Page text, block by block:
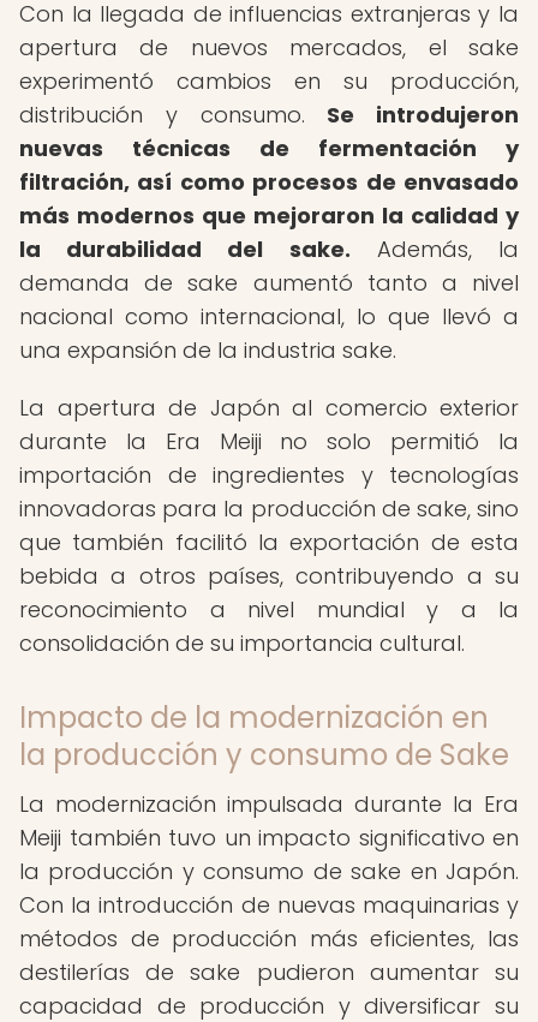
Con la llegada de influencias extranjeras y la
apertura de nuevos mercados, el sake
experimentó cambios en su producción,
distribución y consumo. Se introdujeron
nuevas técnicas de fermentación y
filtración, así como procesos de envasado
más modernos que mejoraron la calidad y
la durabilidad del sake. Además, la
demanda de sake aumentó tanto a nivel
nacional como internacional, lo que llevó a
una expansión de la industria sake.
La apertura de Japón al comercio exterior
durante la Era Meiji no solo permitió la
importación de ingredientes y tecnologías
innovadoras para la producción de sake, sino
que también facilitó la exportación de esta
bebida a otros países, contribuyendo a su
reconocimiento a nivel mundial y a la
consolidación de su importancia cultural.
Impacto de la modernización en
la producción y consumo de Sake
La modernización impulsada durante la Era
Meiji también tuvo un impacto significativo en
la producción y consumo de sake en Japón.
Con la introducción de nuevas maquinarias y
métodos de producción más eficientes, las
destilerías de sake pudieron aumentar su
capacidad de producción y diversificar su